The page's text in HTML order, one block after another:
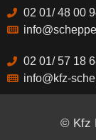
02 01/ 48 00
02 01/ 57 18
info@kfz-
© Kfz